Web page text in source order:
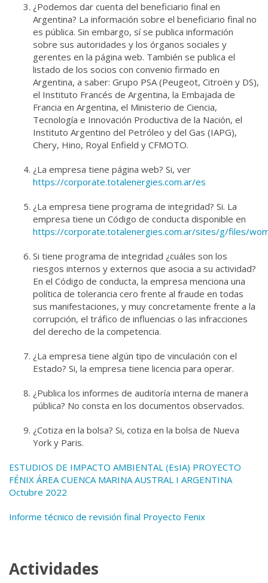
¿Podemos dar cuenta del beneficiario final en
Argentina? La información sobre el beneficiario final no
es pública. Sin embargo, sí se publica información
sobre sus autoridades y los órganos sociales y
gerentes en la página web. También se publica el
listado de los socios con convenio firmado en
Argentina, a saber: Grupo PSA (Peugeot, Citroën y DS),
el Instituto Francés de Argentina, la Embajada de
Francia en Argentina, el Ministerio de Ciencia,
Tecnología e Innovación Productiva de la Nación, el
Instituto Argentino del Petróleo y del Gas (IAPG),
Chery, Hino, Royal Enfield y CFMOTO.
¿La empresa tiene página web? Si, ver
https://corporate.totalenergies.com.ar/es
¿La empresa tiene programa de integridad? Si. La
empresa tiene un Código de conducta disponible en
https://corporate.totalenergies.com.ar/sites/g/files/
Si tiene programa de integridad ¿cuáles son los
riesgos internos y externos que asocia a su actividad?
En el Código de conducta, la empresa menciona una
política de tolerancia cero frente al fraude en todas
sus manifestaciones, y muy concretamente frente a la
corrupción, el tráfico de influencias o las infracciones
del derecho de la competencia.
¿La empresa tiene algún tipo de vinculación con el
Estado? Si, la empresa tiene licencia para operar.
¿Publica los informes de auditoría interna de manera
pública? No consta en los documentos observados.
¿Cotiza en la bolsa? Si, cotiza en la bolsa de Nueva
York y Paris.
ESTUDIOS DE IMPACTO AMBIENTAL (EsIA) PROYECTO
FÉNIX ÁREA CUENCA MARINA AUSTRAL I ARGENTINA
Octubre 2022
Informe técnico de revisión final Proyecto Fenix
Actividades